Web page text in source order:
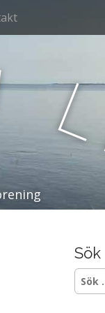
Sök
Sök
efter: